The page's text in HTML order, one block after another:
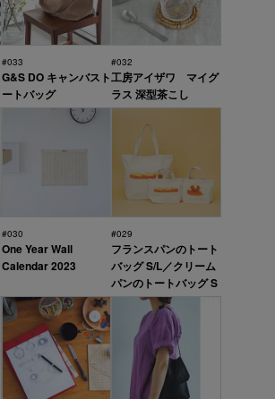
#033
G&S DO キャンバスト
ートバッグ
#032
工房アイザワ マイグ
ラス 深型茶こし
#030
One Year Wall
Calendar 2023
#029
フランスパンのトート
バッグ S/L／クリーム
パンのトートバッグ S